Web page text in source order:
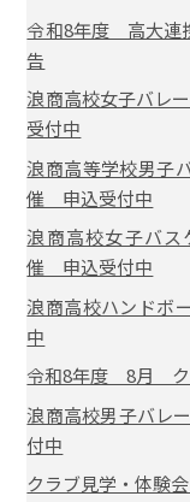
令和8年度 高大連
告
浪商高校女子バレ
受付中
浪商高等学校男子
催 申込受付中
浪商高校女子バ
催 申込受付中
浪商高校ハンドボ
中
令和8年度 8月 ク
浪商高校男子バレ
付中
クラブ見学・体験